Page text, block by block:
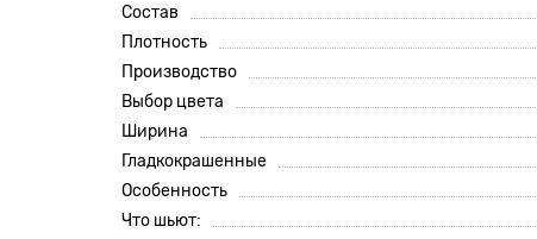
Состав
Плотность
Производство
Выбор цвета
Ширина
Гладкокрашенные
Особенность
Что шьют: